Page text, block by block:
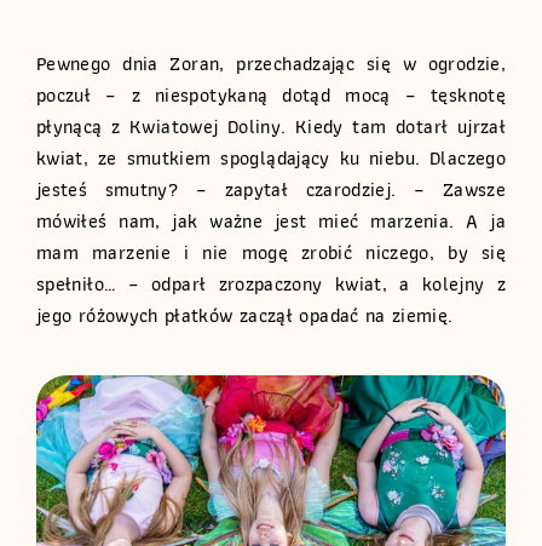
Pewnego dnia Zoran, przechadzając się w ogrodzie,
poczuł – z niespotykaną dotąd mocą – tęsknotę
płynącą z Kwiatowej Doliny. Kiedy tam dotarł ujrzał
kwiat, ze smutkiem spoglądający ku niebu. Dlaczego
jesteś smutny? – zapytał czarodziej. – Zawsze
mówiłeś nam, jak ważne jest mieć marzenia. A ja
mam marzenie i nie mogę zrobić niczego, by się
spełniło… – odparł zrozpaczony kwiat, a kolejny z
jego różowych płatków zaczął opadać na ziemię.